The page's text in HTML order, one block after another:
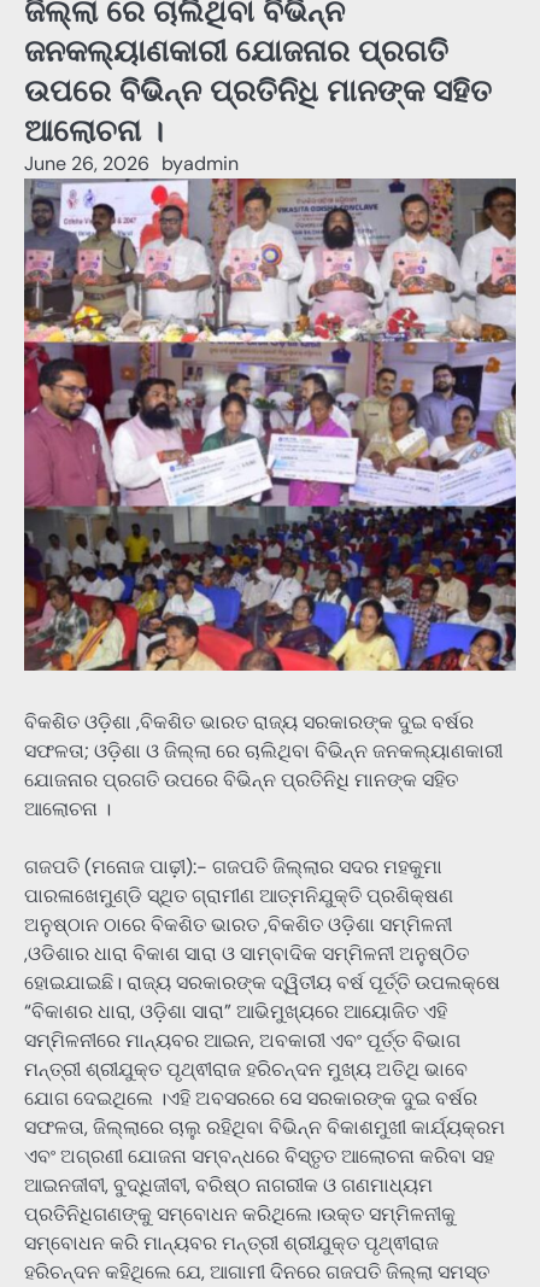
ଜିଲ୍ଲା ରେ ଚାଲିଥିବା ବିଭିନ୍ନ
ଜନକଲ୍ୟାଣକାରୀ ଯୋଜନାର ପ୍ରଗତି
ଉପରେ ବିଭିନ୍ନ ପ୍ରତିନିଧି ମାନଙ୍କ ସହିତ
ଆଲୋଚନା ।
June 26, 2026 byadmin
ବିକଶିତ ଓଡ଼ିଶା ,ବିକଶିତ ଭାରତ ରାଜ୍ୟ ସରକାରଙ୍କ ଦୁଇ ବର୍ଷର
ସଫଳତା; ଓଡ଼ିଶା ଓ ଜିଲ୍ଲା ରେ ଚାଲିଥିବା ବିଭିନ୍ନ ଜନକଲ୍ୟାଣକାରୀ
ଯୋଜନାର ପ୍ରଗତି ଉପରେ ବିଭିନ୍ନ ପ୍ରତିନିଧି ମାନଙ୍କ ସହିତ
ଆଲୋଚନା ।
ଗଜପତି (ମନୋଜ ପାଢ଼ୀ):- ଗଜପତି ଜିଲ୍ଲାର ସଦର ମହକୁମା
ପାରଳାଖେମୁଣ୍ଡି ସ୍ଥିତ ଗ୍ରାମୀଣ ଆତ୍ମନିଯୁକ୍ତି ପ୍ରଶିକ୍ଷଣ
ଅନୁଷ୍ଠାନ ଠାରେ ବିକଶିତ ଭାରତ ,ବିକଶିତ ଓଡ଼ିଶା ସମ୍ମିଳନୀ
,ଓଡିଶାର ଧାରା ବିକାଶ ସାରା ଓ ସାମ୍ବାଦିକ ସମ୍ମିଳନୀ ଅନୁଷ୍ଠିତ
ହୋଇଯାଇଛି। ରାଜ୍ୟ ସରକାରଙ୍କ ଦ୍ୱିତୀୟ ବର୍ଷ ପୂର୍ତ୍ତି ଉପଲକ୍ଷେ
“ବିକାଶର ଧାରା, ଓଡ଼ିଶା ସାରା” ଆଭିମୁଖ୍ୟରେ ଆୟୋଜିତ ଏହି
ସମ୍ମିଳନୀରେ ମାନ୍ୟବର ଆଇନ, ଅବକାରୀ ଏବଂ ପୂର୍ତ୍ତ ବିଭାଗ
ମନ୍ତ୍ରୀ ଶ୍ରୀଯୁକ୍ତ ପୃଥ୍ଵୀରାଜ ହରିଚନ୍ଦନ ମୁଖ୍ୟ ଅତିଥି ଭାବେ
ଯୋଗ ଦେଇଥିଲେ ।ଏହି ଅବସରରେ ସେ ସରକାରଙ୍କ ଦୁଇ ବର୍ଷର
ସଫଳତା, ଜିଲ୍ଲାରେ ଚାଲୁ ରହିଥିବା ବିଭିନ୍ନ ବିକାଶମୁଖୀ କାର୍ଯ୍ୟକ୍ରମ
ଏବଂ ଅଗ୍ରଣୀ ଯୋଜନା ସମ୍ବନ୍ଧରେ ବିସ୍ତୃତ ଆଲୋଚନା କରିବା ସହ
ଆଇନଜୀବୀ, ବୁଦ୍ଧିଜୀବୀ, ବରିଷ୍ଠ ନାଗରୀକ ଓ ଗଣମାଧ୍ୟମ
ପ୍ରତିନିଧିଗଣଙ୍କୁ ସମ୍ବୋଧନ କରିଥିଲେ।ଉକ୍ତ ସମ୍ମିଳନୀକୁ
ସମ୍ବୋଧନ କରି ମାନ୍ୟବର ମନ୍ତ୍ରୀ ଶ୍ରୀଯୁକ୍ତ ପୃଥ୍ଵୀରାଜ
ହରିଚନ୍ଦନ କହିଥିଲେ ଯେ, ଆଗାମୀ ଦିନରେ ଗଜପତି ଜିଲ୍ଲା ସମସ୍ତ